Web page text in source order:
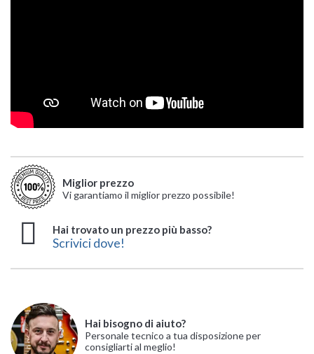
Miglior prezzo
Vi garantiamo il miglior prezzo possibile!
Hai trovato un prezzo più basso?
Scrivici dove!
Hai bisogno di aiuto?
Personale tecnico a tua disposizione per
consigliarti al meglio!